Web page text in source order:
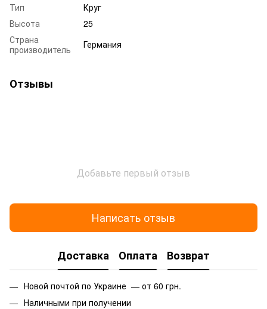
Тип
Круг
Высота
25
Страна
производитель
Германия
Отзывы
Добавьте первый отзыв
Написать отзыв
Доставка Оплата Возврат
Новой почтой по Украине — от 60 грн.
Наличными при получении